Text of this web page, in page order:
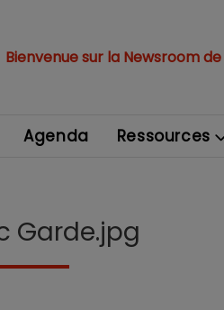
Bienvenue sur la Newsroom
Agenda Ressources
Garde.jpg